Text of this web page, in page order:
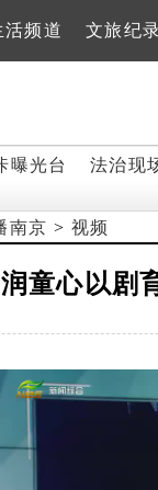
活频道 文旅纪
曝光台 法治现
南京 > 视频
童心以剧